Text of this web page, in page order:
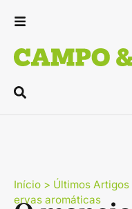
Início > Últimos Artigos
ervas aromáticas